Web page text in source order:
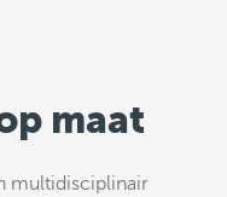
maat
multidisciplinair